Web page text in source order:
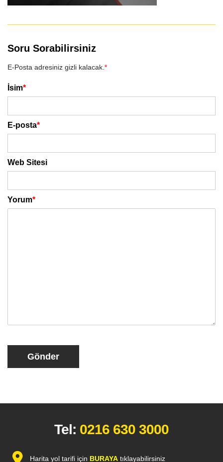
Soru Sorabilirsiniz
E-Posta adresiniz gizli kalacak. *
İsim*
E-posta*
Web Sitesi
Yorum*
Gönder
Tel: 0216 630 3000
Harita yol tarifi için BURAYA tıklayabilirsiniz